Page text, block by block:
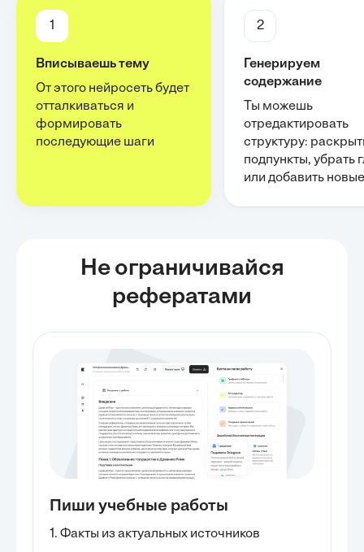
1
Вписываешь тему
От этого нейросеть будет
отталкиваться и
формировать
последующие шаги
2
Генерируем
содержание
Ты можешь
отредактировать
структуру:
подпункты, убрать
или добавить новые
Не ограничивайся
рефератами
Пиши учебные работы
1. Факты из актуальных источников